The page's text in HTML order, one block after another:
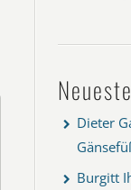
Dieter
Burgitt